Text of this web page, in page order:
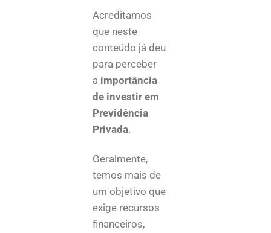
Acreditamos
que neste
conteúdo já deu
para perceber
a importância
de investir em
Previdência
Privada.
Geralmente,
temos mais de
um objetivo que
exige recursos
financeiros,